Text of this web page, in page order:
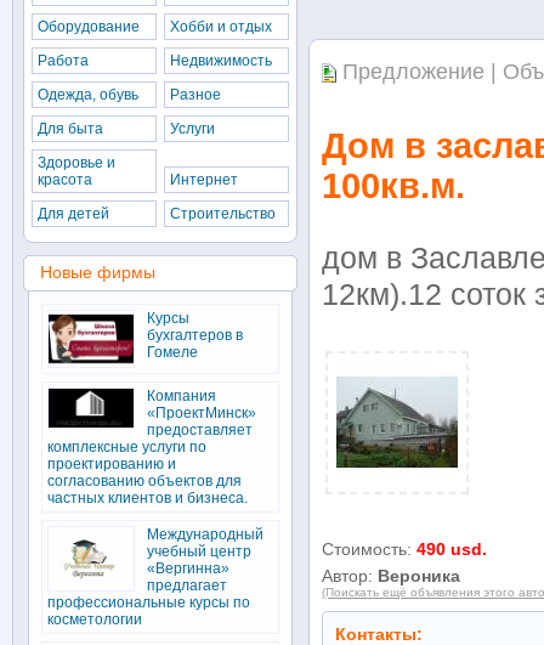
Предложение |
Дом в
100кв.м.
дом в
12км).12 соток
Стоимость:490 usd.
Автор: Вероника
(Поискать ещё объявления этого
Контакты:
Оборудование
Хобби и отдых
Работа
Недвижимость
Одежда, обувь
Разное
Для быта
Услуги
Здоровье и
красота
Интернет
Для детей
Строительство
Новые фирмы
Курсы
бухгалтеров в
Гомеле
Компания
«ПроектМинск»
предоставляет
комплексные услуги по
проектированию и
согласованию объектов для
частных клиентов и бизнеса.
Международный
учебный центр
«Вергинна»
предлагает
профессиональные курсы по
косметологии